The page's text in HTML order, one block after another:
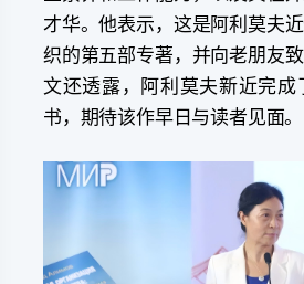
才华。他表示，这是阿利莫夫
织的第五部专著，并向老朋友
文还透露，阿利莫夫新近完成
书，期待该作早日与读者见面。